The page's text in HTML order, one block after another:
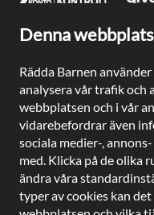
Denna
Rädda Barnen
analysera vår trafik och
webbplatsen och i vår
vidarebefordrar även
sociala medier-,
med. Klicka på de olika
ändra våra
typer av cookies kan
Ge en gåva direkt
Plusgiro: 90 2003-3
Bankgiro: 902-0033
Säkra betalningar med
Besöksadress: